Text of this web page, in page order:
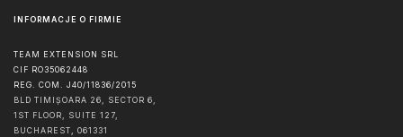
INFORMACJE O FIRMIE
TEAM EXTENSION SRL
CIF RO35062448
REG. COM. J40/11836/2015
BLD TIMIȘOARA 26, SECTOR 6,
1ST FLOOR, SUITE 127,
BUCHAREST, 061331